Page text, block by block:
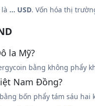
... USD. Vốn hóa thị
la Mỹ?
bằng không phẩy
Nam Đồng?
bốn phẩy tám sáu